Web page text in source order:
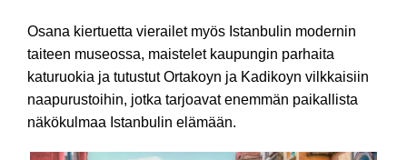
Osana kiertuetta vierailet myös Istanbulin modernin
taiteen museossa, maistelet kaupungin parhaita
katuruokia ja tutustut Ortakoyn ja Kadikoyn vilkkaisiin
naapurustoihin, jotka tarjoavat enemmän paikallista
näkökulmaa Istanbulin elämään.